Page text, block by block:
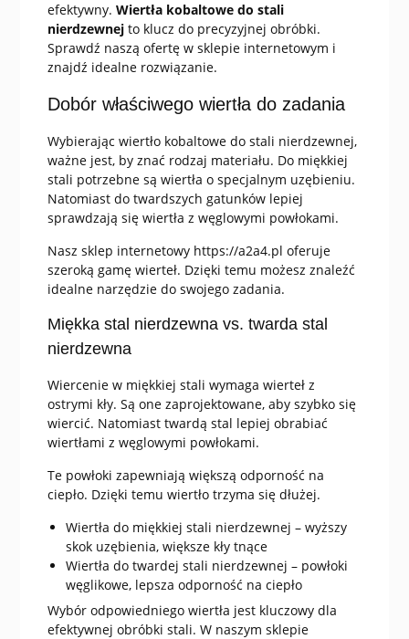
efektywny. Wiertła kobaltowe do stali
nierdzewnejto klucz do precyzyjnej obróbki.
Sprawdź naszą ofertę w sklepie internetowym i
znajdź idealne rozwiązanie.
Dobór właściwego wiertła do zadania
Wybierając wiertło kobaltowe do stali nierdzewnej,
ważne jest, by znać rodzaj materiału. Do miękkiej
stali potrzebne są wiertła o specjalnym uzębieniu.
Natomiast do twardszych gatunków lepiej
sprawdzają się wiertła z węglowymi powłokami.
Nasz sklep internetowy https://a2a4.pl oferuje
szeroką gamę wierteł. Dzięki temu możesz znaleźć
idealne narzędzie do swojego zadania.
Miękka stal nierdzewna vs. twarda stal
nierdzewna
Wiercenie w miękkiej stali wymaga wierteł z
ostrymi kły. Są one zaprojektowane, aby szybko się
wiercić. Natomiast twardą stal lepiej obrabiać
wiertłami z węglowymi powłokami.
Te powłoki zapewniają większą odporność na
ciepło. Dzięki temu wiertło trzyma się dłużej.
Wiertła do miękkiej stali nierdzewnej – wyższy
skok uzębienia, większe kły tnące
Wiertła do twardej stali nierdzewnej – powłoki
węglikowe, lepsza odporność na ciepło
Wybór odpowiedniego wiertła jest kluczowy dla
efektywnej obróbki stali. W naszym sklepie